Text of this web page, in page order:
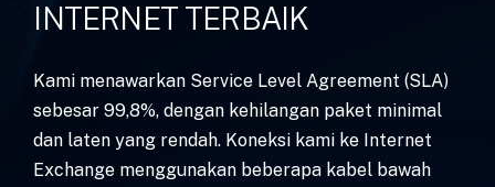
INTERNET TERBAIK
Kami menawarkan Service Level Agreement (SLA)
sebesar 99,8%, dengan kehilangan paket minimal
dan laten yang rendah. Koneksi kami ke Internet
Exchange menggunakan beberapa kabel bawah